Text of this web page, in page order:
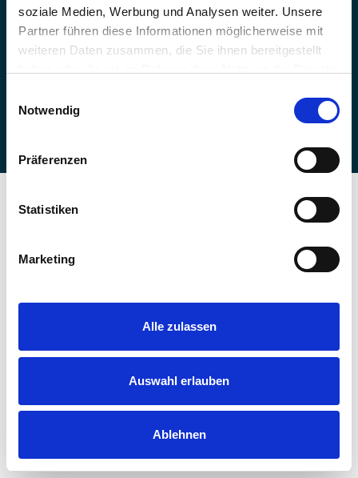
soziale Medien, Werbung und Analysen weiter. Unsere
Partner führen diese Informationen möglicherweise mit
weiteren Daten zusammen, die Sie ihnen bereitgestellt
Notwendig
Präferenzen
Statistiken
Marketing
Alle zulassen
Auswahl erlauben
Ablehnen
Datenschutz
Impressum
Kontakt und Startseite
Die Seite wurde zuletzt verändert am 6. August